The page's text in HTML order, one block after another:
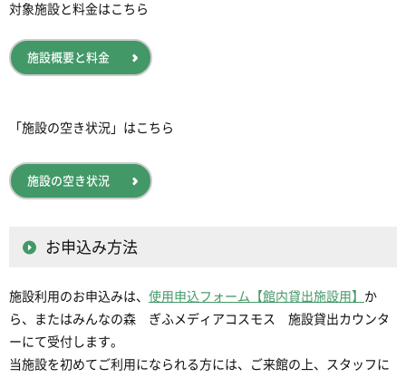
対象施設と料金はこちら
施設概要と料金
「施設の空き状況」はこちら
施設の空き状況
お申込み方法
施設利用のお申込みは、 使用申込フォーム【館内貸出施設用】 か
ら、またはみんなの森 ぎふメディアコスモス 施設貸出カウンタ
ーにて受付します。
当施設を初めてご利用になられる方には、ご来館の上、スタッフに